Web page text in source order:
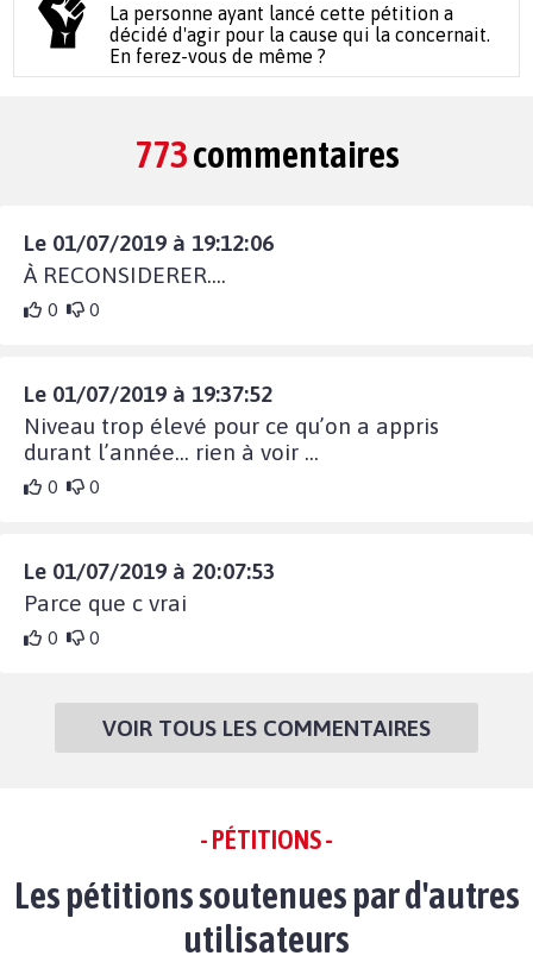
La personne ayant lancé cette pétition a
décidé d'agir pour la cause qui la concernait.
En ferez-vous de même ?
773commentaires
Le 01/07/2019 à 19:12:06
À RECONSIDERER....
0 0
Le 01/07/2019 à 19:37:52
Niveau trop élevé pour ce qu’on a appris
durant l’année... rien à voir ...
0 0
Le 01/07/2019 à 20:07:53
Parce que c vrai
0 0
VOIR TOUS LES COMMENTAIRES
- PÉTITIONS -
Les pétitions soutenues par d'autres
utilisateurs